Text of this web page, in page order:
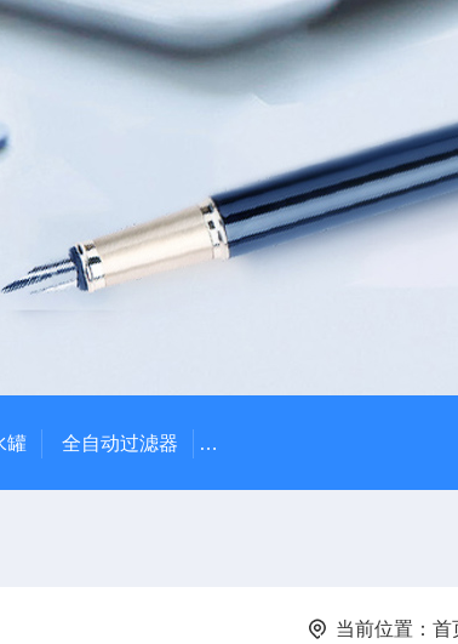
罐 全自动过滤器 全自动自清洗过滤器 全
当前位置： 首